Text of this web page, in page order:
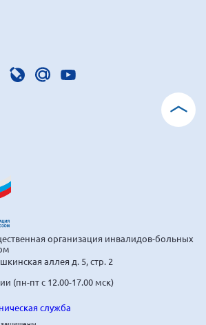
организация инвалидов-больных
аллея д. 5, стр. 2
(пн-пт с 12.00-17.00 мск)
служба